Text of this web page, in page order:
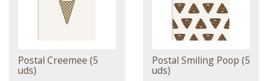
Postal Creemee (5
uds)
Postal Smiling Poop (5
uds)